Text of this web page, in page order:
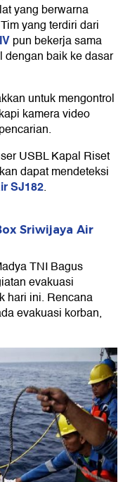
yang berwarna
yang terdiri dari
pun bekerja sama
baik ke dasar
untuk mengontrol
kamera video
USBL Kapal Riset
dapat mendeteksi
SJ182.
Sriwijaya Air
TNI Bagus
evakuasi
hari ini. Rencana
evakuasi korban,